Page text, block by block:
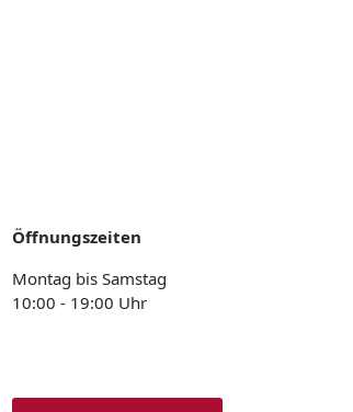
Öffnungszeiten
Montag bis Samstag
10:00 - 19:00 Uhr